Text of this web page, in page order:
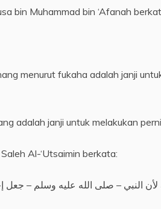
bin Muhammad bin ‘Afanah
menurut fukaha adalah janji
adalah janji untuk melakukan
Al-‘Utsaimin berkata:
لأن النبي – صلى الله عليه وسلم –